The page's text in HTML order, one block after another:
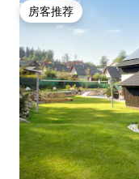
房客推荐
房客推荐